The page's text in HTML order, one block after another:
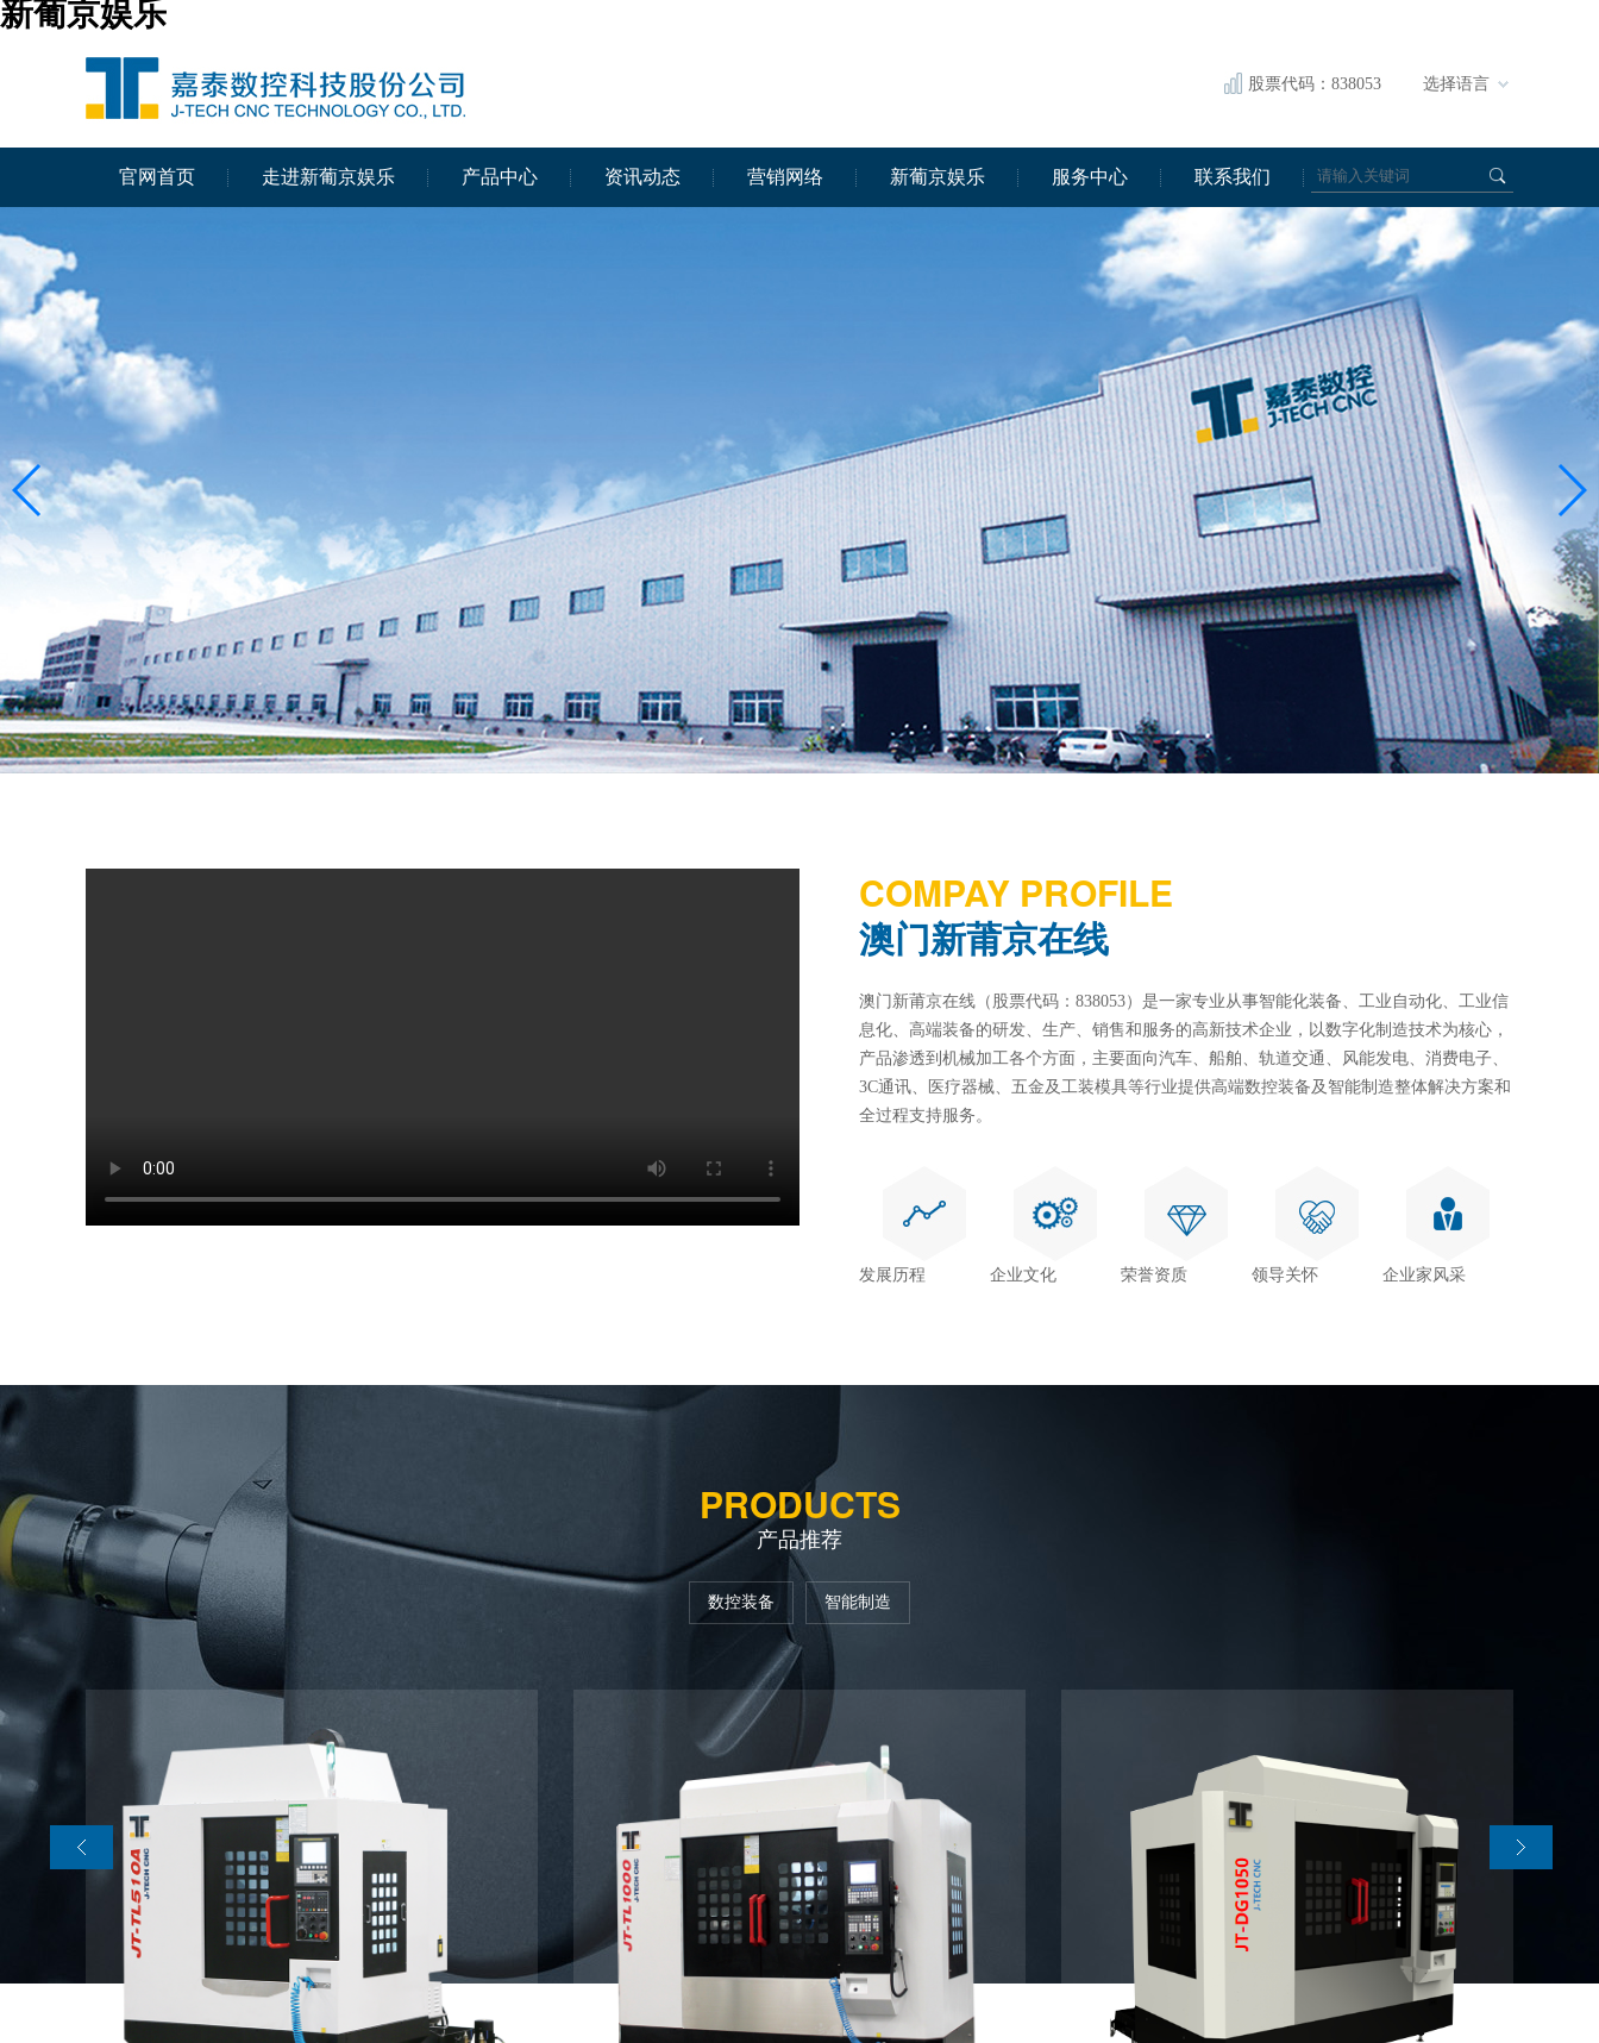
新葡京娱乐
股票代码：838053 选择语言
官网首页 走进新葡京娱乐 产品中心 资讯动态 营销网络 新葡京娱乐 服务中心 联系我们
COMPAY PROFILE
澳门新莆京在线
澳门新莆京在线（股票代码：838053）是一家专业从事智能化装备、工业自动化、工业信
息化、高端装备的研发、生产、销售和服务的高新技术企业，以数字化制造技术为核心，
产品渗透到机械加工各个方面，主要面向汽车、船舶、轨道交通、风能发电、消费电子、
3C通讯、医疗器械、五金及工装模具等行业提供高端数控装备及智能制造整体解决方案和
全过程支持服务。
发展历程 企业文化 荣誉资质 领导关怀 企业家风采
PRODUCTS
产品推荐
数控装备 智能制造